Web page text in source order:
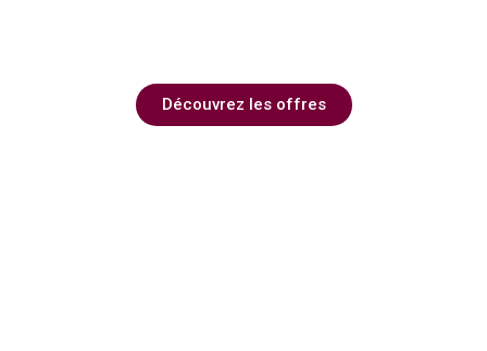
Découvrez les offres